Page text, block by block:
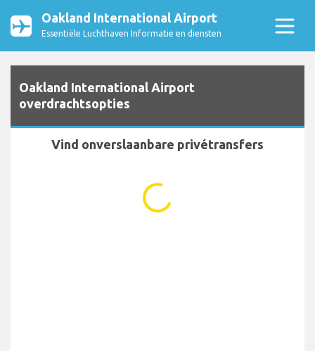
Oakland International Airport
Essentiële Luchthaven Informatie en diensten
Oakland International Airport
overdrachtsopties
Vind onverslaanbare privétransfers
...